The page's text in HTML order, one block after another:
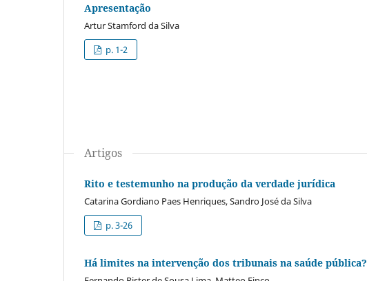
Apresentação
Artur Stamford da Silva
p. 1-2
Artigos
Rito e testemunho na produção da verdade jurídica
Catarina Gordiano Paes Henriques, Sandro José da Silva
p. 3-26
Há limites na intervenção dos tribunais na saúde pública?